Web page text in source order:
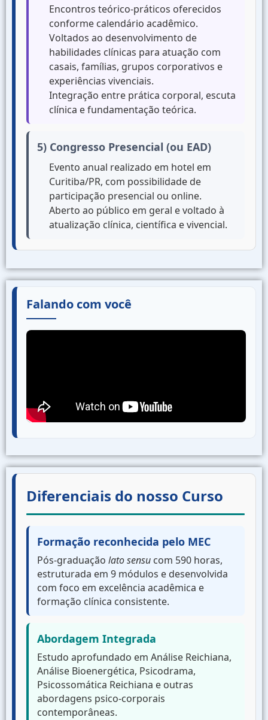
Encontros teórico-práticos oferecidos
conforme calendário acadêmico.
Voltados ao desenvolvimento de
habilidades clínicas para atuação com
casais, famílias, grupos corporativos e
experiências vivenciais.
Integração entre prática corporal, escuta
clínica e fundamentação teórica.
5) Congresso Presencial (ou EAD)
Evento anual realizado em hotel em
Curitiba/PR, com possibilidade de
participação presencial ou online.
Aberto ao público em geral e voltado à
atualização clínica, científica e vivencial.
Falando com você
Diferenciais do nosso Curso
Formação reconhecida pelo MEC
Pós-graduação lato sensu com 590 horas,
estruturada em 9 módulos e desenvolvida
com foco em excelência acadêmica e
formação clínica consistente.
Abordagem Integrada
Estudo aprofundado em Análise Reichiana,
Análise Bioenergética, Psicodrama,
Psicossomática Reichiana e outras
abordagens psico-corporais
contemporâneas.